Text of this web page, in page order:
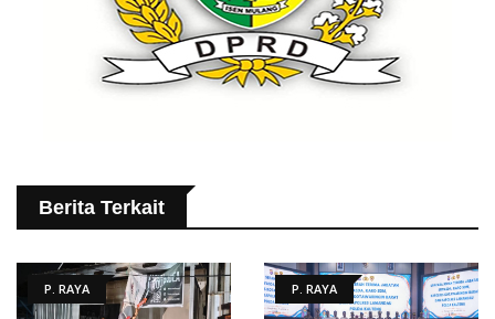
Berita Terkait
P. RAYA P. RAYA